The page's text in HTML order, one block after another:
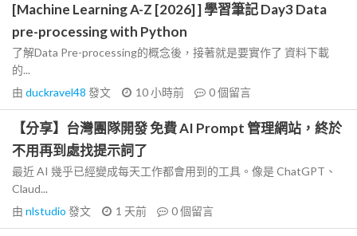
[Machine Learning A-Z [2026] ] 學習筆記 Day3 Data
pre-processing with Python
了解Data Pre-processing的概念後，接著就是要實作了 資料下載
的...
由 duckravel48 發文 10 小時前 0個留言
【分享】台灣團隊開發 免費 AI Prompt 管理網站，終於
不用再到處找提示詞了
最近 AI 幾乎已經變成每天工作都會用到的工具。像是 ChatGPT、
Claud...
由 nlstudio 發文 1 天前 0個留言